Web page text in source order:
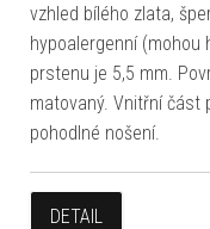
vzhled bílého zlata,
hypoalergenní (mohou
prstenu je 5,5 mm.
matovaný. Vnitřní část
pohodlné nošení.
DETAIL